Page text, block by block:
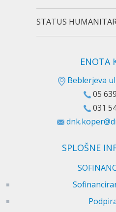
STATUS
ENOTA
Beblerjeva
05
031
SPLOŠNE